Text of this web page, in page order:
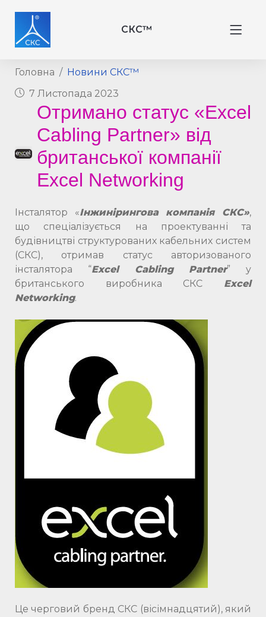
СКС™
Головна
Новини СКС™
7 Листопада 2023
Отримано статус «Excel
Cabling Partner» від
британської компанії
Excel Networking
Інсталятор «Інжинірингова компанія СКС»,
що спеціалізується на проектуванні та
будівництві структурованих кабельних систем
(СКС), отримав статус авторизованого
інсталятора “Excel Cabling Partner” у
британського виробника СКС Excel
Networking.
Це черговий бренд СКС (вісімнадцятий), який